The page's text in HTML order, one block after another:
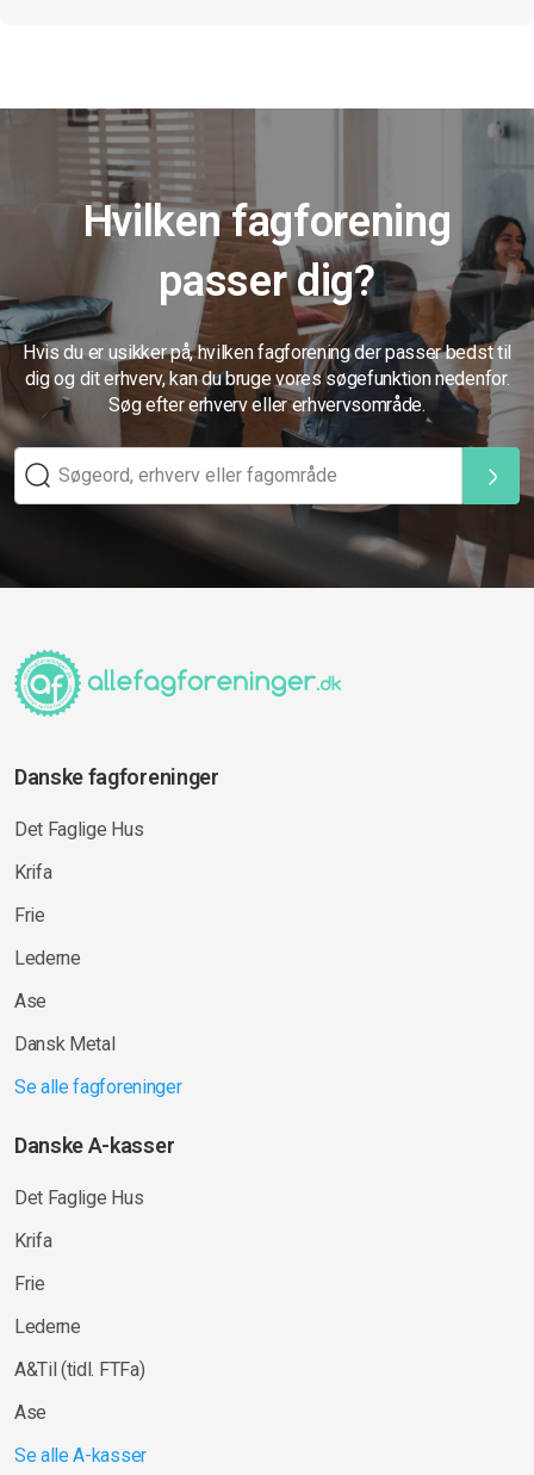
Hvilken fagforening
passer dig?
Hvis du er usikker på, hvilken fagforening der passer bedst til
dig og dit erhverv, kan du bruge vores søgefunktion nedenfor.
Søg efter erhverv eller erhvervsområde.
Danske fagforeninger
Det Faglige Hus
Krifa
Frie
Lederne
Ase
Dansk Metal
Se alle fagforeninger
Danske A-kasser
Det Faglige Hus
Krifa
Frie
Lederne
A&Til (tidl. FTFa)
Ase
Se alle A-kasser